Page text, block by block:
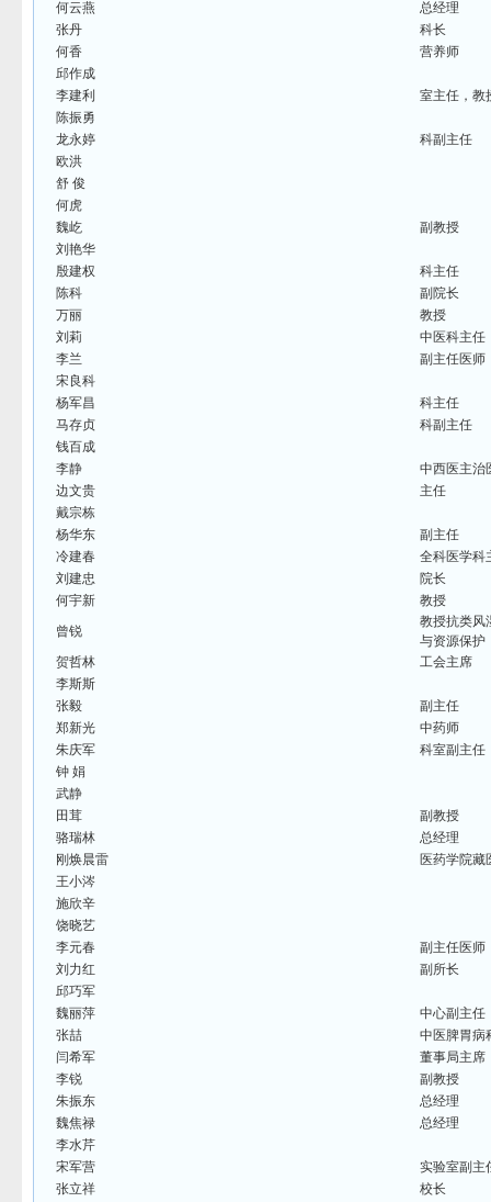
何云燕
总经理
张丹
科长
何香
营养师
邱作成
李建利
室主任，教
陈振勇
龙永婷
科副主任
欧洪
舒 俊
何虎
魏屹
副教授
刘艳华
殷建权
科主任
陈科
副院长
万丽
教授
刘莉
中医科主任
李兰
副主任医师
宋良科
杨军昌
科主任
马存贞
科副主任
钱百成
李静
中西医主治
边文贵
主任
戴宗栋
杨华东
副主任
冷建春
全科医学科
刘建忠
院长
何宇新
教授
曾锐
教授抗类风
与资源保护
贺哲林
工会主席
李斯斯
张毅
副主任
郑新光
中药师
朱庆军
科室副主任
钟 娟
武静
田茸
副教授
骆瑞林
总经理
刚焕晨雷
医药学院藏
王小涔
施欣辛
饶晓艺
李元春
副主任医师
刘力红
副所长
邱巧军
魏丽萍
中心副主任
张喆
中医脾胃病
闫希军
董事局主席
李锐
副教授
朱振东
总经理
魏焦禄
总经理
李水芹
宋军营
实验室副主
张立祥
校长